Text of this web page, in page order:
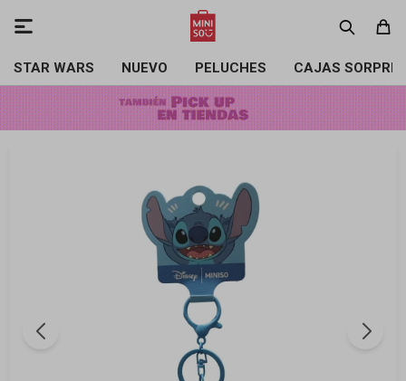
STAR WARS NUEVO PELUCHES CAJAS
